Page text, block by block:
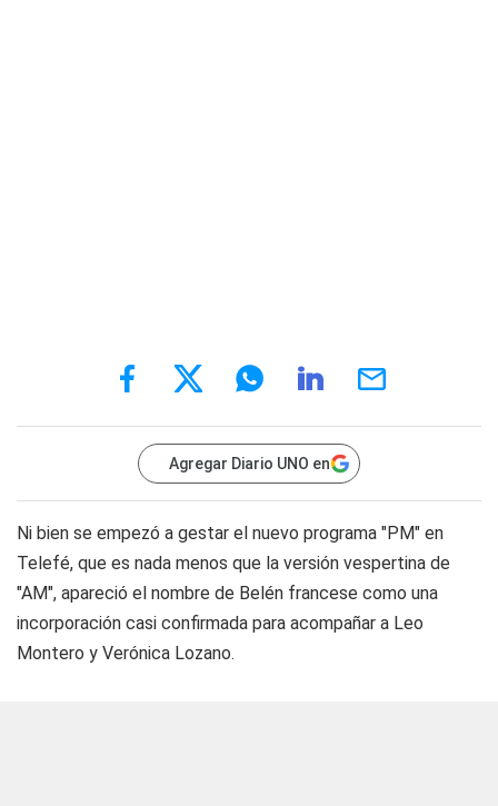
Agregar Diario UNO en
Ni bien se empezó a gestar el nuevo programa "PM" en
Telefé, que es nada menos que la versión vespertina de
"AM", apareció el nombre de Belén francese como una
incorporación casi confirmada para acompañar a Leo
Montero y Verónica Lozano.